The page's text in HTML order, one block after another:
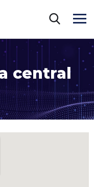
central